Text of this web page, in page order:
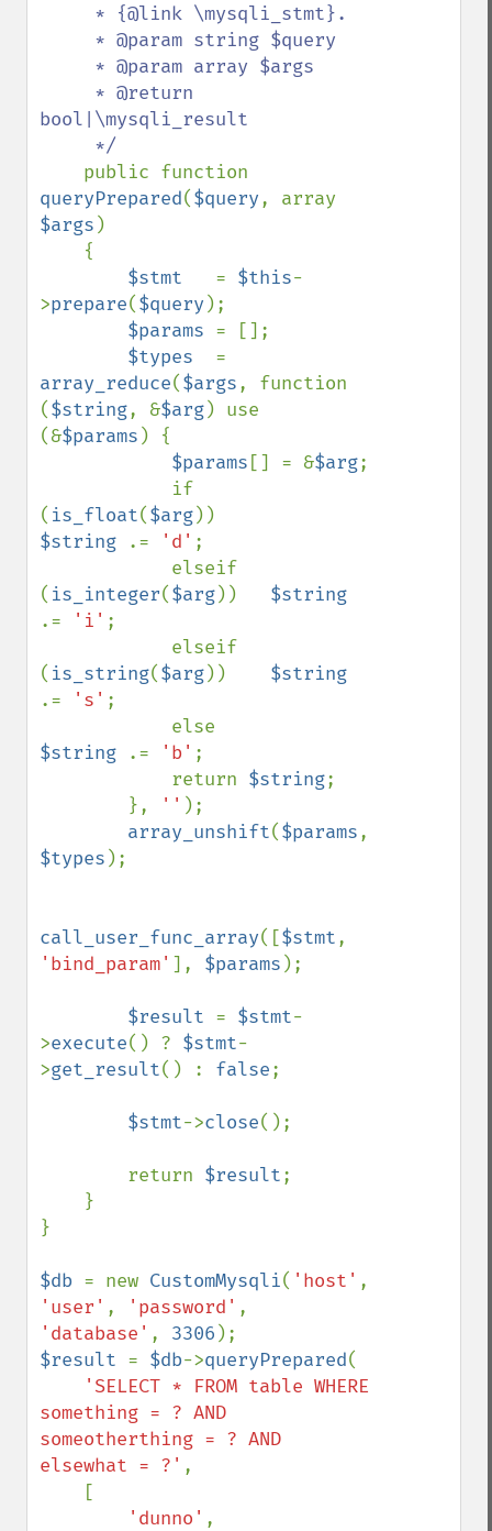
bool|\mysqli_result
queryPrepared($query
$args )
$stmt = $this-
>prepare($query );
$params = [];
$types
array_reduce($args, function
($string, &$arg) use
(&$params ) {
$params [] = &$arg;
( is_float($arg
$string
.= 'd' ;
( is_integer($arg))
.=
'i' ;
( is_string($arg))
.=
's' ;
$string
.= 'b' ;
            return
$string;
        },
'' );
array_unshift($params
$types );
call_user_func_array([$stmt
'bind_param' ], $params );
$result = $stmt-
>execute() ? $stmt-
>get_result() : false;
$stmt->close();
        return
$result;
}
$db = new CustomMysqli( 'host'
'user' , 'password'
'database' , 3306
$result = $db->queryPrepared(
'SELECT * FROM table WHERE
something = ? AND
someotherthing = ? AND
elsewhat = ?' ,
'dunno' ,